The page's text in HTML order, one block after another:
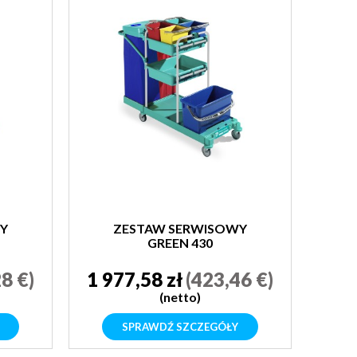
€)
ZESTAW SERWISOWY
GREEN 430
1 977,58 zł(423,46 €)
(netto)
SPRAWDŹ SZCZEGÓŁY